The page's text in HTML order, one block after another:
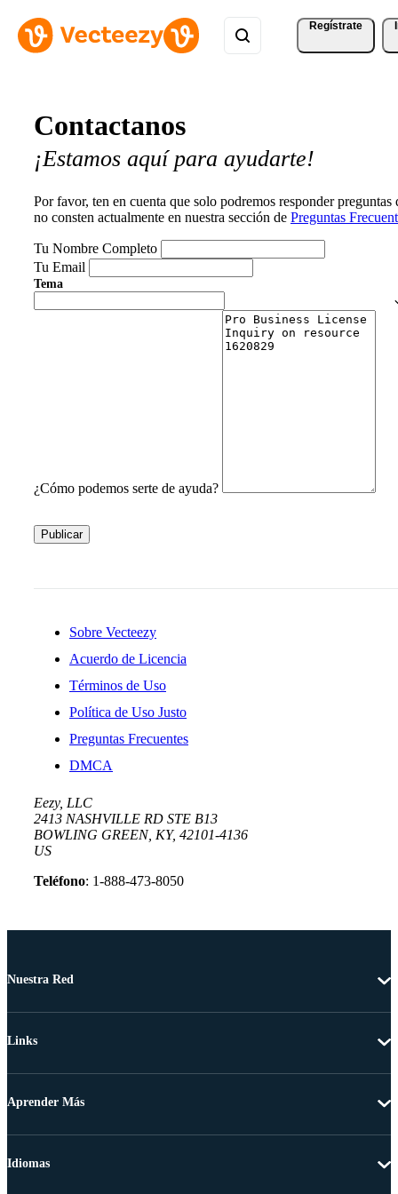
Regístrate
Contactanos
¡Estamos aquí para ayudarte!
Por favor, ten en cuenta que solo podremos responder preguntas
no consten actualmente en nuestra sección de Preguntas
Tu Nombre Completo
Tu Email
Tema
¿Cómo podemos serte de ayuda?
Publicar
Sobre Vecteezy
Acuerdo de Licencia
Términos de Uso
Política de Uso Justo
Preguntas Frecuentes
DMCA
Eezy, LLC
2413 NASHVILLE RD STE B13
BOWLING GREEN, KY, 42101-4136
US
Teléfono: 1-888-473-8050
Nuestra Red
Links
Aprender Más
Idiomas